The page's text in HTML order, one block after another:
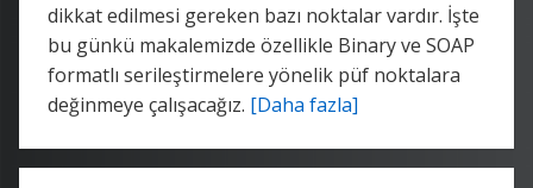
dikkat edilmesi gereken bazı noktalar vardır. İşte
bu günkü makalemizde özellikle Binary ve SOAP
formatlı serileştirmelere yönelik püf noktalara
değinmeye çalışacağız. [Daha fazla]